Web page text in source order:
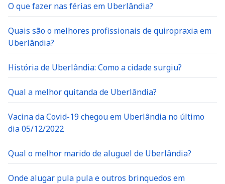
O que fazer nas férias em Uberlândia?
Quais são o melhores profissionais de quiropraxia em
Uberlândia?
História de Uberlândia: Como a cidade surgiu?
Qual a melhor quitanda de Uberlândia?
Vacina da Covid-19 chegou em Uberlândia no último
dia 05/12/2022
Qual o melhor marido de aluguel de Uberlândia?
Onde alugar pula pula e outros brinquedos em